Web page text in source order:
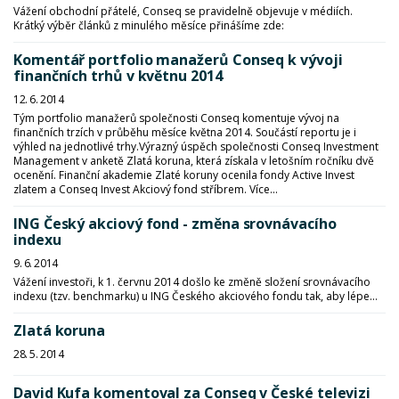
Vážení obchodní přátelé, Conseq se pravidelně objevuje v médiích.
Krátký výběr článků z minulého měsíce přinášíme zde:
Komentář portfolio manažerů Conseq k vývoji
finančních trhů v květnu 2014
12. 6. 2014
Tým portfolio manažerů společnosti Conseq komentuje vývoj na
finančních trzích v průběhu měsíce května 2014. Součástí reportu je i
výhled na jednotlivé trhy.Výrazný úspěch společnosti Conseq Investment
Management v anketě Zlatá koruna, která získala v letošním ročníku dvě
ocenění. Finanční akademie Zlaté koruny ocenila fondy Active Invest
zlatem a Conseq Invest Akciový fond stříbrem. Více...
ING Český akciový fond - změna srovnávacího
indexu
9. 6. 2014
Vážení investoři, k 1. červnu 2014 došlo ke změně složení srovnávacího
indexu (tzv. benchmarku) u ING Českého akciového fondu tak, aby lépe...
Zlatá koruna
28. 5. 2014
David Kufa komentoval za Conseq v České televizi